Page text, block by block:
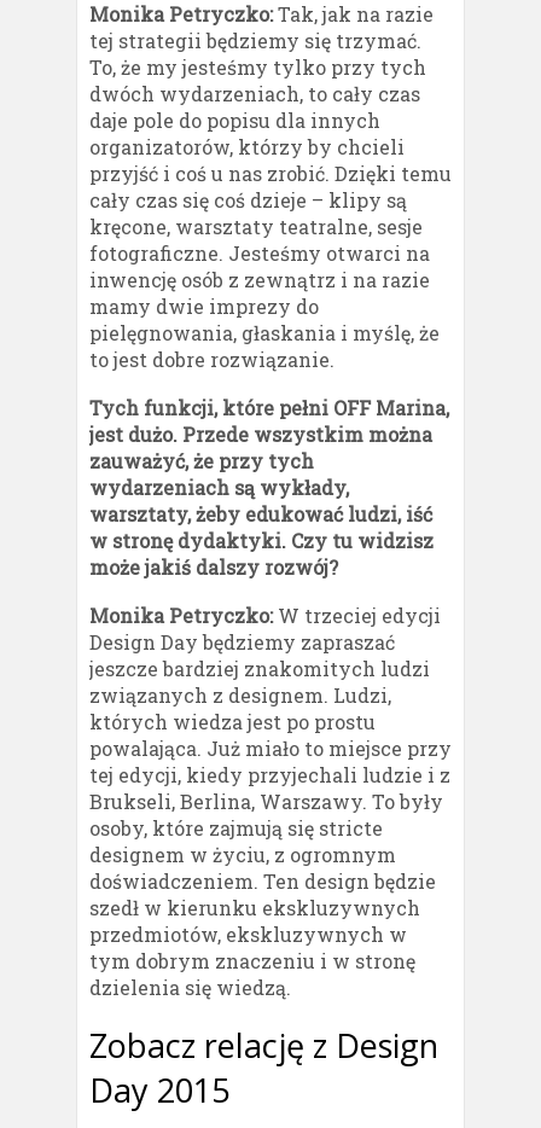
Monika Petryczko:Tak, jak na razie
tej strategii będziemy się trzymać.
To, że my jesteśmy tylko przy tych
dwóch wydarzeniach, to cały czas
daje pole do popisu dla innych
organizatorów, którzy by chcieli
przyjść i coś u nas zrobić. Dzięki temu
cały czas się coś dzieje – klipy są
kręcone, warsztaty teatralne, sesje
fotograficzne. Jesteśmy otwarci na
inwencję osób z zewnątrz i na razie
mamy dwie imprezy do
pielęgnowania, głaskania i myślę, że
to jest dobre rozwiązanie.
Tych funkcji, które pełni OFF Marina,
jest dużo. Przede wszystkim można
zauważyć, że przy tych
wydarzeniach są wykłady,
warsztaty, żeby edukować ludzi, iść
w stronę dydaktyki. Czy tu widzisz
może jakiś dalszy rozwój?
Monika Petryczko:W trzeciej edycji
Design Day będziemy zapraszać
jeszcze bardziej znakomitych ludzi
związanych z designem. Ludzi,
których wiedza jest po prostu
powalająca. Już miało to miejsce przy
tej edycji, kiedy przyjechali ludzie i z
Brukseli, Berlina, Warszawy. To były
osoby, które zajmują się stricte
designem w życiu, z ogromnym
doświadczeniem. Ten design będzie
szedł w kierunku ekskluzywnych
przedmiotów, ekskluzywnych w
tym dobrym znaczeniu i w stronę
dzielenia się wiedzą.
Zobacz relację z Design
Day 2015